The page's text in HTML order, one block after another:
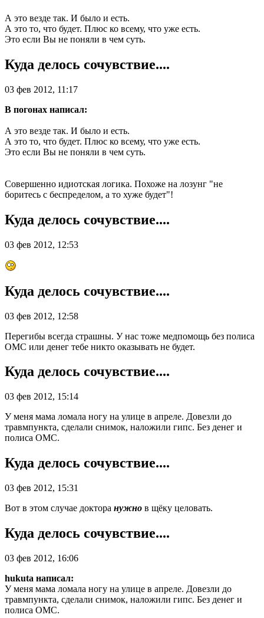
А это везде так. И было и есть.
А это то, что будет. Плюс ко всему, что уже есть.
Это если Вы не поняли в чем суть.
Куда делось сочувствие....
03 фев 2012, 11:17
В погонах написал:
А это везде так. И было и есть.
А это то, что будет. Плюс ко всему, что уже есть.
Это если Вы не поняли в чем суть.
Совершенно идиотская логика. Похоже на лозунг "не
боритесь с беспределом, а то хуже будет"!
Куда делось сочувствие....
03 фев 2012, 12:53
Куда делось сочувствие....
03 фев 2012, 12:58
Перегибы всегда страшны. У нас тоже медпомощь без полиса
ОМС или денег тебе никто оказывать не будет.
Куда делось сочувствие....
03 фев 2012, 15:14
У меня мама ломала ногу на улице в апреле. Довезли до
травмпункта, сделали снимок, наложили гипс. Без денег и
полиса ОМС.
Куда делось сочувствие....
03 фев 2012, 15:31
Вот в этом случае доктора нужно в щёку целовать.
Куда делось сочувствие....
03 фев 2012, 16:06
hukuta написал:
У меня мама ломала ногу на улице в апреле. Довезли до
травмпункта, сделали снимок, наложили гипс. Без денег и
полиса ОМС.